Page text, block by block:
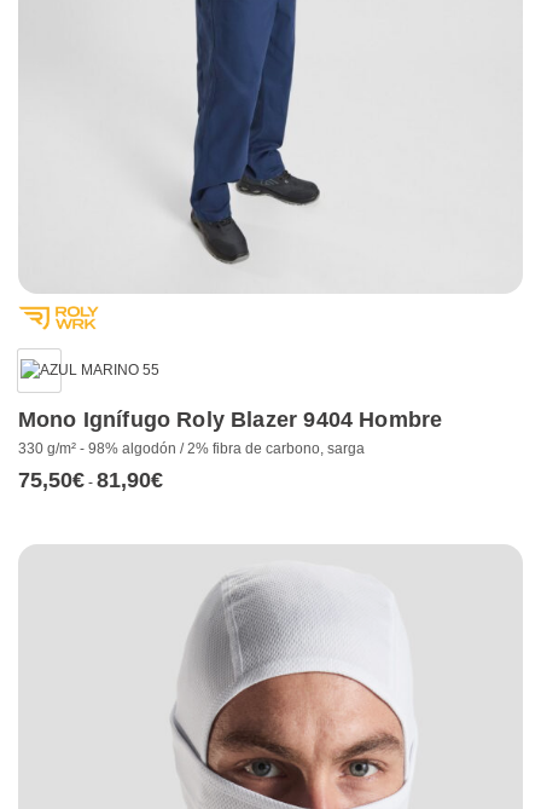
Mono Ignífugo Roly Blazer 9404 Hombre
330 g/m² - 98% algodón / 2% fibra de carbono, sarga
75,50€ - 81,90€Rango
de
hasta